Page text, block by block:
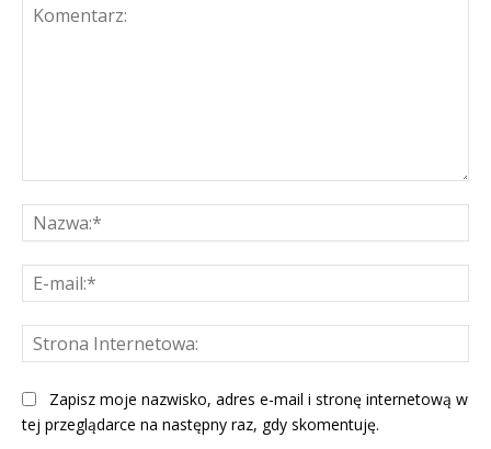
Zapisz moje nazwisko, adres e-mail i stronę internetową w
tej przeglądarce na następny raz, gdy skomentuję.